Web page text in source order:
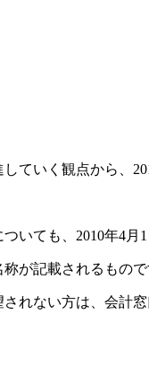
ていく観点から、
いても、2010年4月
が記載されるもの
れない方は、会計窓